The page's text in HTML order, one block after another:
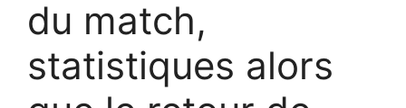
du match,
statistiques alors